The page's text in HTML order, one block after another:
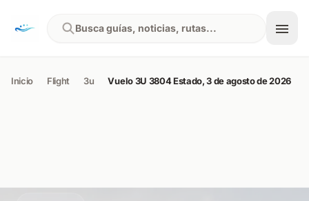
Busca guías, noticias, rutas...
Inicio Flight 3u Vuelo 3U 3804 Estado, 3 de agosto de 2026